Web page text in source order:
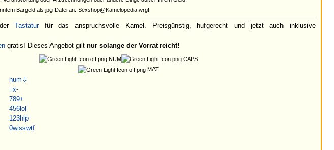
Bargeld als jpg-Datei an: Sexshop@Kamelopedia.wrg!
Tastaturfür das anspruchsvolle Kamel. Preisgünstig, hufgerecht und jetzt auch inklusive
gratis! Dieses Angebot gilt nur solange der Vorrat reicht!
NUM
CAPS
MAT
num ⇩
÷x-
789+
456lol
1 23hlp
0wisswtf